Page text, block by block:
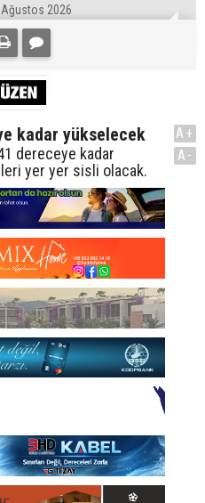
2026
kadar yükselecek
dereceye kadar
yer yer sisli olacak.
A+
A-